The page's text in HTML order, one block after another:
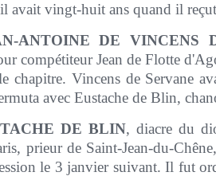
avait vingt-huit ans quand il
ANTOINE DE VINCENS
compétiteur Jean de Flotte
chapitre. Vincens de Servane
avec Eustache de Blin,
DE BLIN, diacre du
prieur de Saint-Jean-du-
le 3 janvier suivant. Il fut